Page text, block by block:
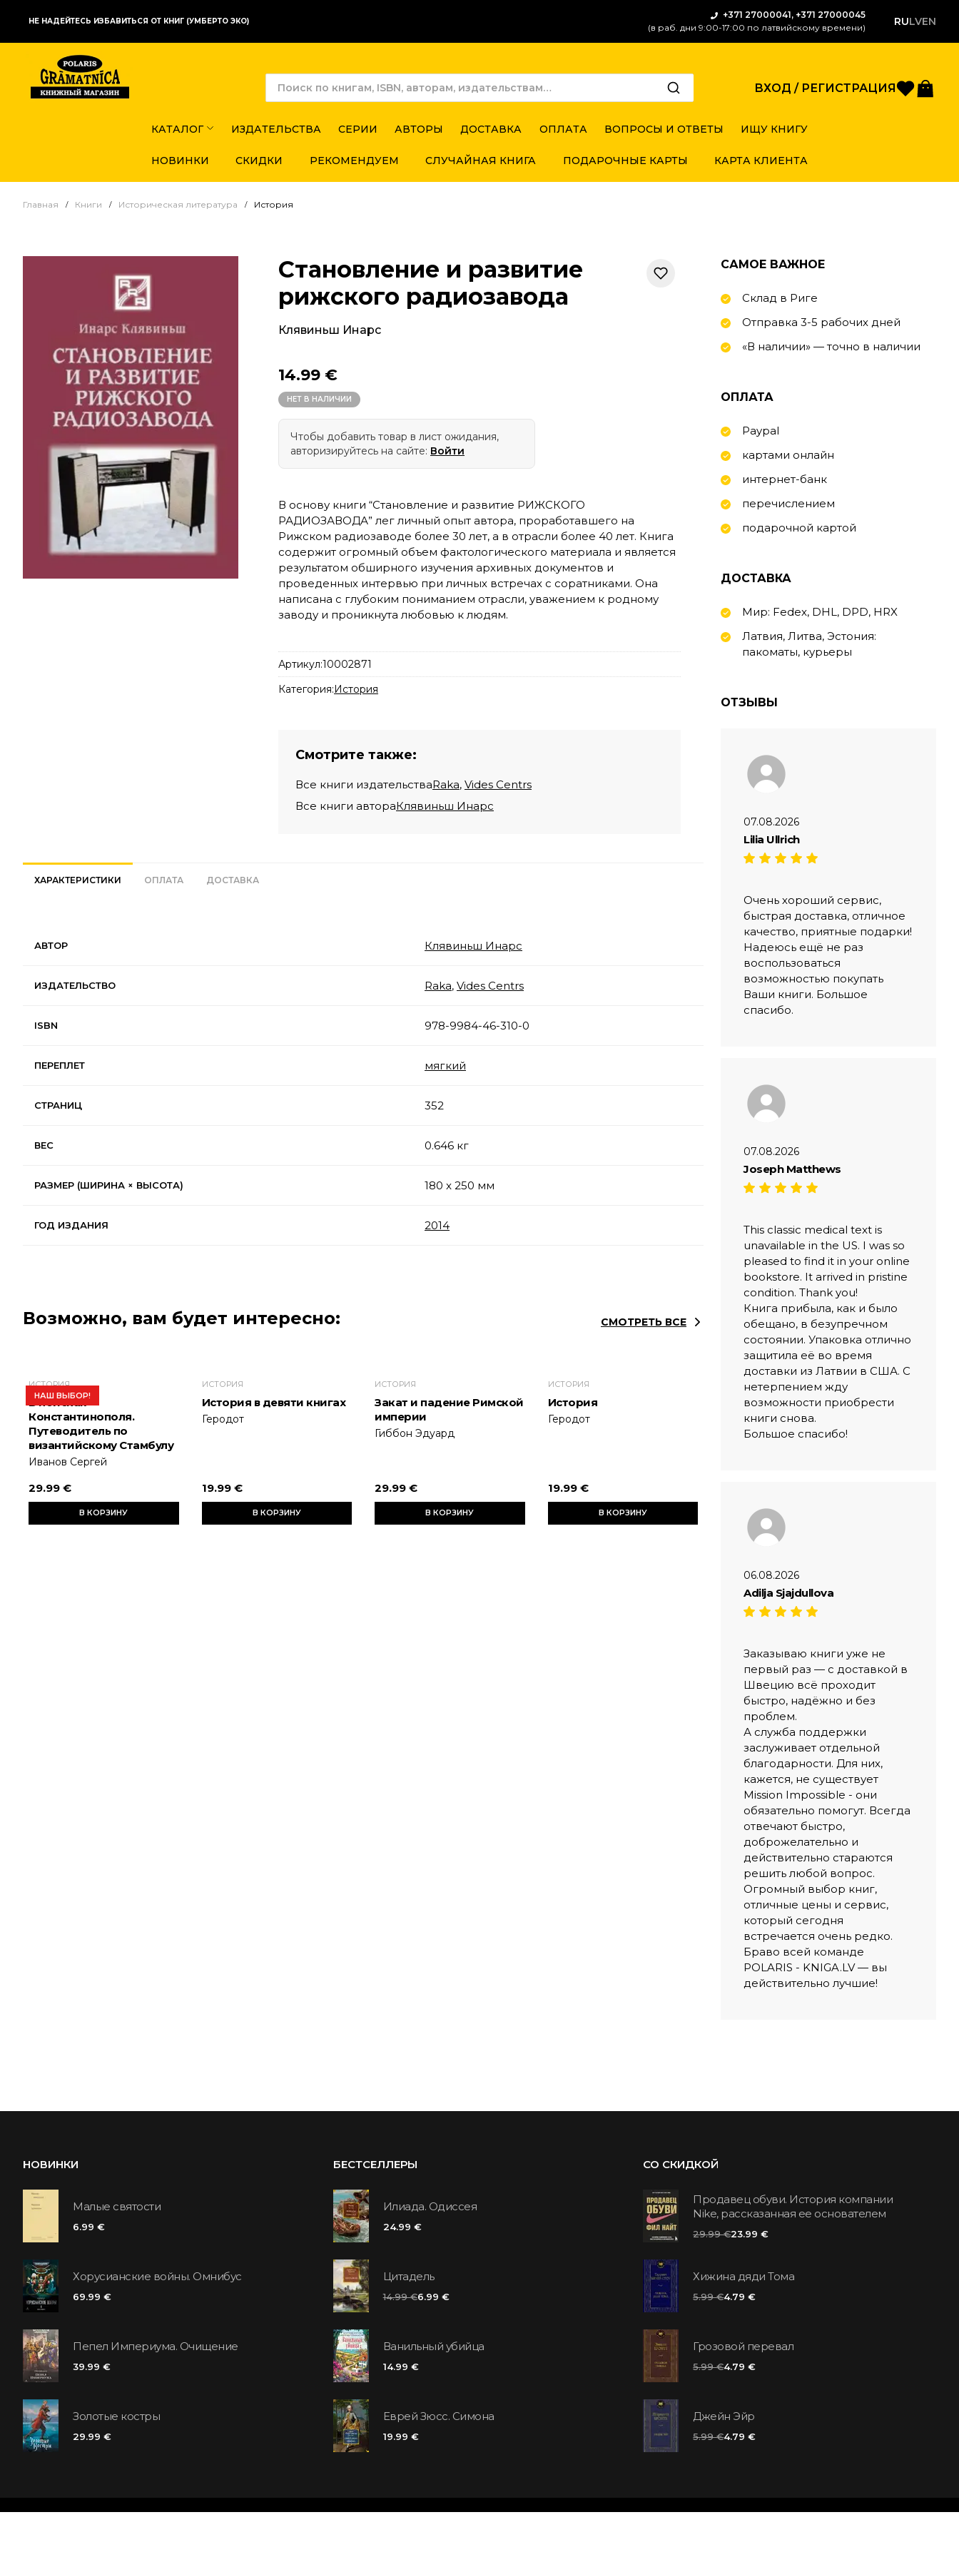
НЕ НАДЕЙТЕСЬ ИЗБАВИТЬСЯ ОТ КНИГ (УМБЕРТО ЭКО)
+371 27000041, +371 27000045
(в раб. дни 9:00-17:00 по латвийскому времени)
RULVEN
ВХОД / РЕГИСТРАЦИЯ
КАТАЛОГ ИЗДАТЕЛЬСТВА СЕРИИ АВТОРЫ ДОСТАВКА ОПЛАТА ВОПРОСЫ И ОТВЕТЫ ИЩУ КНИГУ
НОВИНКИ СКИДКИ РЕКОМЕНДУЕМ СЛУЧАЙНАЯ КНИГА ПОДАРОЧНЫЕ КАРТЫ КАРТА КЛИЕНТА
Главная Книги Историческая литература История
Становление и развитие
рижского радиозавода
Клявиньш Инарс
14.99 €
НЕТ В НАЛИЧИИ
Чтобы добавить товар в лист ожидания,
авторизируйтесь на сайте: Войти
В основу книги “Становление и развитие РИЖСКОГО
РАДИОЗАВОДА” лег личный опыт автора, проработавшего на
Рижском радиозаводе более 30 лет, а в отрасли более 40 лет. Книга
содержит огромный объем фактологического материала и является
результатом обширного изучения архивных документов и
проведенных интервью при личных встречах с соратниками. Она
написана с глубоким пониманием отрасли, уважением к родному
заводу и проникнута любовью к людям.
Артикул:10002871
Категория:История
Смотрите также:
Все книги издательстваRaka, Vides Centrs
Все книги автораКлявиньш Инарс
ХАРАКТЕРИСТИКИ ОПЛАТА ДОСТАВКА
АВТОР Клявиньш Инарс
ИЗДАТЕЛЬСТВО Raka, Vides Centrs
ISBN 978-9984-46-310-0
ПЕРЕПЛЕТ мягкий
СТРАНИЦ 352
ВЕС 0.646 кг
РАЗМЕР (ШИРИНА × ВЫСОТА) 180 x 250 мм
ГОД ИЗДАНИЯ 2014
Возможно, вам будет интересно: СМОТРЕТЬ ВСЕ
НАШ ВЫБОР!
ИСТОРИЯ
В поисках
Константинополя.
Путеводитель по
византийскому Стамбулу
Иванов Сергей
29.99 €
В КОРЗИНУ
ИСТОРИЯ
История в девяти книгах
Геродот
19.99 €
В КОРЗИНУ
ИСТОРИЯ
Закат и падение Римской
империи
Гиббон Эдуард
29.99 €
В КОРЗИНУ
ИСТОРИЯ
История
Геродот
19.99 €
В КОРЗИНУ
САМОЕ ВАЖНОЕ
Склад в Риге
Отправка 3-5 рабочих дней
«В наличии» — точно в наличии
ОПЛАТА
Paypal
картами онлайн
интернет-банк
перечислением
подарочной картой
ДОСТАВКА
Мир: Fedex, DHL, DPD, HRX
Латвия, Литва, Эстония:
пакоматы, курьеры
ОТЗЫВЫ
07.08.2026
Lilia Ullrich
Очень хороший сервис,
быстрая доставка, отличное
качество, приятные подарки!
Надеюсь ещё не раз
воспользоваться
возможностью покупать
Ваши книги. Большое
спасибо.
07.08.2026
Joseph Matthews
This classic medical text is
unavailable in the US. I was so
pleased to find it in your online
bookstore. It arrived in pristine
condition. Thank you!
Книга прибыла, как и было
обещано, в безупречном
состоянии. Упаковка отлично
защитила её во время
доставки из Латвии в США. С
нетерпением жду
возможности приобрести
книги снова.
Большое спасибо!
06.08.2026
Adilja Sjajdullova
Заказываю книги уже не
первый раз — с доставкой в
Швецию всё проходит
быстро, надёжно и без
проблем.
А служба поддержки
заслуживает отдельной
благодарности. Для них,
кажется, не существует
Mission Impossible - они
обязательно помогут. Всегда
отвечают быстро,
доброжелательно и
действительно стараются
решить любой вопрос.
Огромный выбор книг,
отличные цены и сервис,
который сегодня
встречается очень редко.
Браво всей команде
POLARIS - KNIGA.LV — вы
действительно лучшие!
НОВИНКИ
Малые святости
6.99 €
Хорусианские войны. Омнибус
69.99 €
Пепел Империума. Очищение
39.99 €
Золотые костры
29.99 €
БЕСТСЕЛЛЕРЫ
Илиада. Одиссея
24.99 €
Цитадель
14.99 €6.99 €
Ванильный убийца
14.99 €
Еврей Зюсс. Симона
19.99 €
СО СКИДКОЙ
Продавец обуви. История компании
Nike, рассказанная ее основателем
29.99 €23.99 €
Хижина дяди Тома
5.99 €4.79 €
Грозовой перевал
5.99 €4.79 €
Джейн Эйр
5.99 €4.79 €